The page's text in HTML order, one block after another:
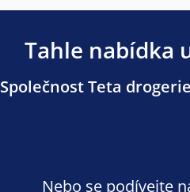
Tahle nabídka
Společnost Teta
Nebo se podívejte